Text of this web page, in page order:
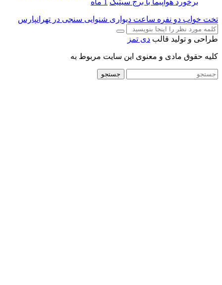
برخورد هواپیما با برج سیتیک 1 ماه
تخت خواب دو نفره ساعت دیواری شنوایی سنجی در تهرانپارس
طراحی و تولید قالب دی تمز
کلیه حقوق مادی و معنوی این سایت مربوط به
جستجو